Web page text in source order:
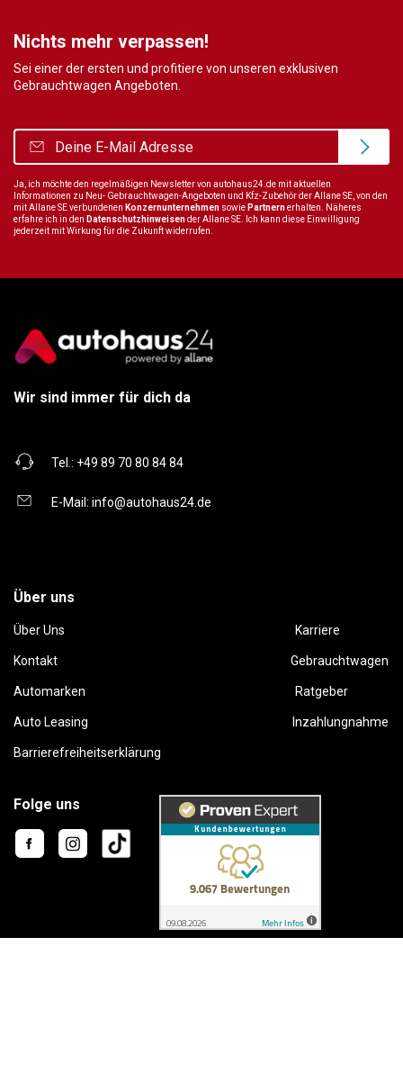
Nichts mehr verpassen!
Sei einer der ersten und profitiere von unseren exklusiven
Gebrauchtwagen Angeboten.
Ja, ich möchte den regelmäßigen Newsletter von autohaus24.de mit aktuellen
Informationen zu Neu- Gebrauchtwagen-Angeboten und Kfz-Zubehör der Allane SE, von den
mit Allane SE verbundenen Konzernunternehmen sowie Partnernerhalten. Näheres
erfahre ich in den Datenschutzhinweisender Allane SE. Ich kann diese Einwilligung
jederzeit mit Wirkung für die Zukunft widerrufen.
Wir sind immer für dich da
Tel.: +49 89 70 80 84 84
E-Mail: info@autohaus24.de
Über uns
Über Uns Karriere
Kontakt Gebrauchtwagen
Automarken Ratgeber
Auto Leasing Inzahlungnahme
Barrierefreiheitserklärung
Folge uns